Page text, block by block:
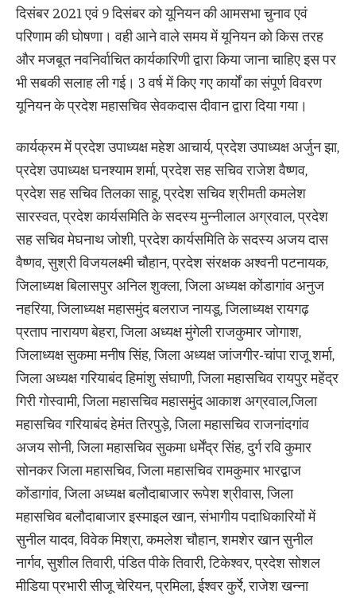
दिसंबर 2021 एवं 9 दिसंबर को यूनियन की आमसभा चुनाव एवं
परिणाम की घोषणा। वही आने वाले समय में यूनियन को किस तरह
और मजबूत नवनिर्वाचित कार्यकारिणी द्वारा किया जाना चाहिए इस पर
भी सबकी सलाह ली गई। 3 वर्ष में किए गए कार्यों का संपूर्ण विवरण
यूनियन के प्रदेश महासचिव सेवकदास दीवान द्वारा दिया गया।
कार्यक्रम में प्रदेश उपाध्यक्ष महेश आचार्य, प्रदेश उपाध्यक्ष अर्जुन झा,
प्रदेश उपाध्यक्ष घनश्याम शर्मा, प्रदेश सह सचिव राजेश वैष्णव,
प्रदेश सह सचिव तिलका साहू, प्रदेश सचिव श्रीमती कमलेश
सारस्वत, प्रदेश कार्यसमिति के सदस्य मुन्नीलाल अग्रवाल, प्रदेश
सह सचिव मेघनाथ जोशी, प्रदेश कार्यसमिति के सदस्य अजय दास
वैष्णव, सुश्री विजयलक्ष्मी चौहान, प्रदेश संरक्षक अश्वनी पटनायक,
जिलाध्यक्ष बिलासपुर अनिल शुक्ला, जिला अध्यक्ष कोंडागांव अनुज
नहरिया, जिलाध्यक्ष महासमुंद बलराज नायडू, जिलाध्यक्ष रायगढ़
प्रताप नारायण बेहरा, जिला अध्यक्ष मुंगेली राजकुमार जोगाश,
जिलाध्यक्ष सुकमा मनीष सिंह, जिला अध्यक्ष जांजगीर-चांपा राजू शर्मा,
जिला अध्यक्ष गरियाबंद हिमांशु संघाणी, जिला महासचिव रायपुर महेंद्र
गिरी गोस्वामी, जिला महासचिव महासमुंद आकाश अग्रवाल,जिला
महासचिव गरियाबंद हेमंत तिरपुड़े, जिला महासचिव राजनांदगांव
अजय सोनी, जिला महासचिव सुकमा धर्मेंद्र सिंह, दुर्ग रवि कुमार
सोनकर जिला महासचिव, जिला महासचिव रामकुमार भारद्वाज
कोंडागांव, जिला अध्यक्ष बलौदाबाजार रूपेश श्रीवास, जिला
महासचिव बलौदाबाजार इस्माइल खान, संभागीय पदाधिकारियों में
सुनील यादव, विवेक मिश्रा, कमलेश चौहान, शमशेर खान सुनील
नार्गव, सुशील तिवारी, पंडित पीके तिवारी, टिकेश्वर, प्रदेश सोशल
मीडिया प्रभारी सीजू चेरियन, प्रमिला, ईश्वर कुर्रे, राजेश खन्ना